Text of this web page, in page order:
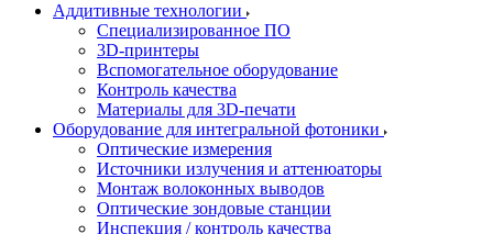
Аддитивные технологии
Специализированное ПО
3D-принтеры
Вспомогательное оборудование
Контроль качества
Материалы для 3D-печати
Оборудование для интегральной фотоники
Оптические измерения
Источники излучения и аттенюаторы
Монтаж волоконных выводов
Оптические зондовые станции
Инспекция / контроль качества